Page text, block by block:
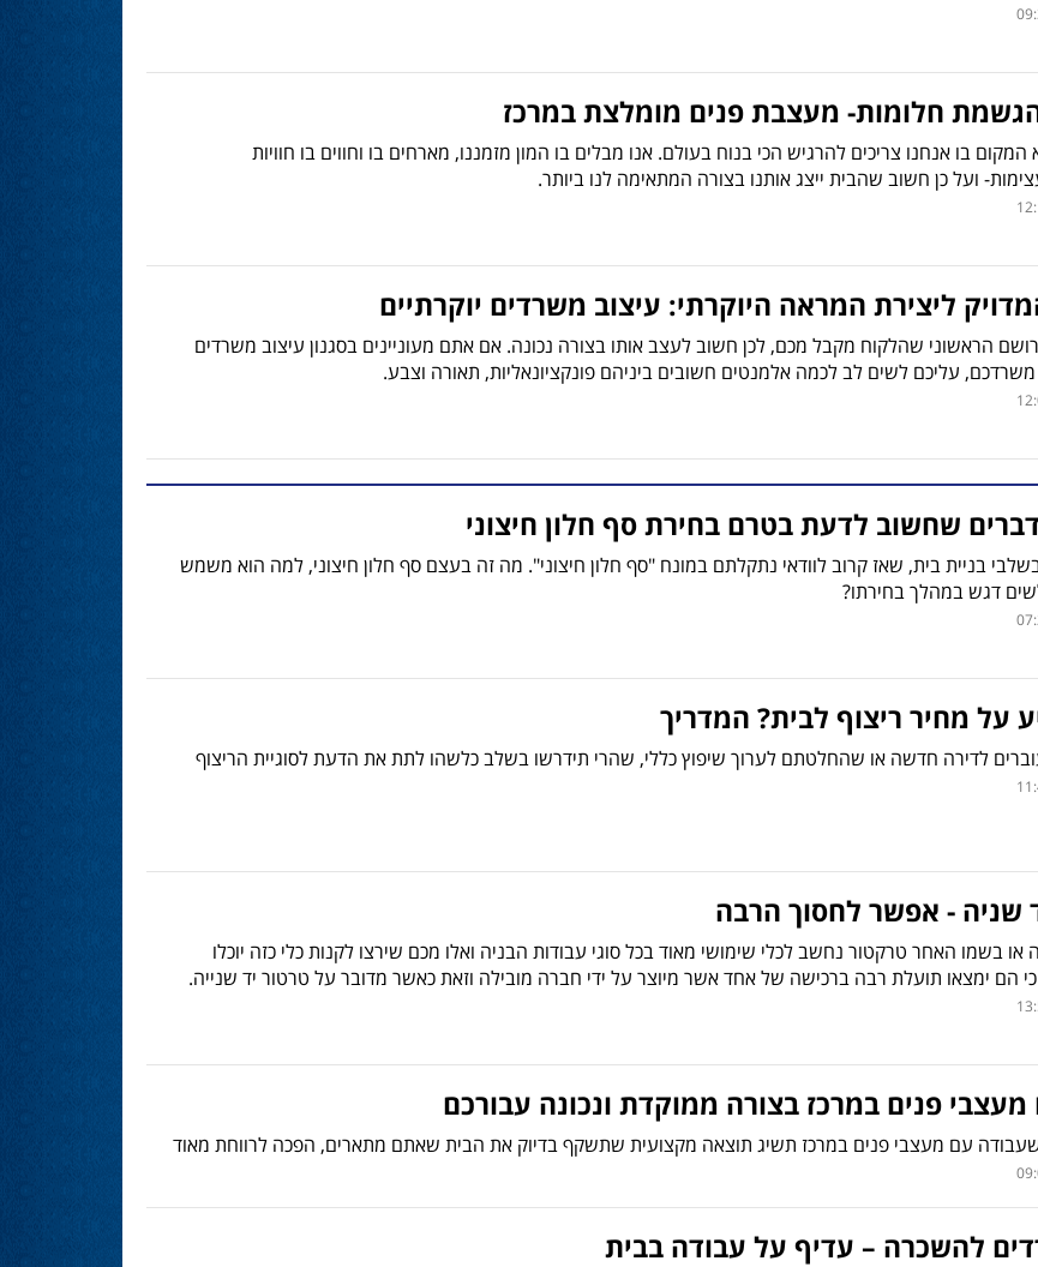
חלומות- מעצבת פנים מומלצת במרכז
בו אנחנו צריכים להרגיש הכי בנוח בעולם. אנו מבלים בו המון מזמננו, מארחים בו וחווים בו חוויות
ועל כן חשוב שהבית ייצג אותנו בצורה המתאימה לנו ביותר.
ליצירת המראה היוקרתי: עיצוב משרדים יוקרתיים
הראשוני שהלקוח מקבל מכם, לכן חשוב לעצב אותו בצורה נכונה. אם אתם מעוניינים בסגנון עיצוב משרדים
משרדכם, עליכם לשים לב לכמה אלמנטים חשובים ביניהם פונקציונאליות, תאורה וצבע.
שחשוב לדעת בטרם בחירת סף חלון חיצוני
בניית בית, שאז קרוב לוודאי נתקלתם במונח "סף חלון חיצוני". מה זה בעצם סף חלון חיצוני, למה הוא משמש
דגש במהלך בחירתו?
על מחיר ריצוף לבית? המדריך
לדירה חדשה או שהחלטתם לערוך שיפוץ כללי, שהרי תידרשו בשלב כלשהו לתת את הדעת לסוגיית הריצוף
שניה - אפשר לחסוך הרבה
או בשמו האחר טרקטור נחשב לכלי שימושי מאוד בכל סוגי עבודות הבניה ואלו מכם שירצו לקנות כלי כזה יוכלו
הם ימצאו תועלת רבה ברכישה של אחד אשר מיוצר על ידי חברה מובילה וזאת כאשר מדובר על טרטור יד שנייה.
מעצבי פנים במרכז בצורה ממוקדת ונכונה עבורכם
עם מעצבי פנים במרכז תשיג תוצאה מקצועית שתשקף בדיוק את הבית שאתם מתארים, הפכה לרווחת מאוד
להשכרה – עדיף על עבודה בבית